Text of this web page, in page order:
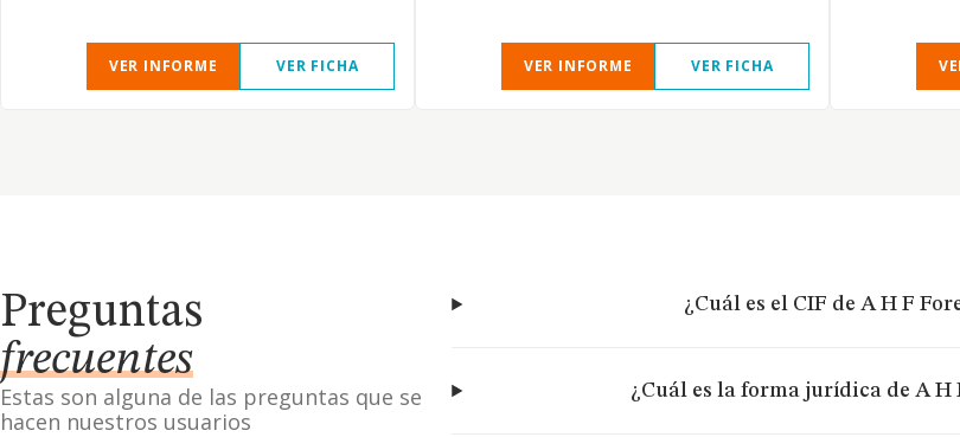
VER INFORME VER FICHA VER INFORME VER FICHA
Preguntas
frecuentes
Estas son alguna de las preguntas que se
hacen nuestros usuarios
¿Cuál es el CIF de A H F
¿Cuál es la forma jurídica de A H